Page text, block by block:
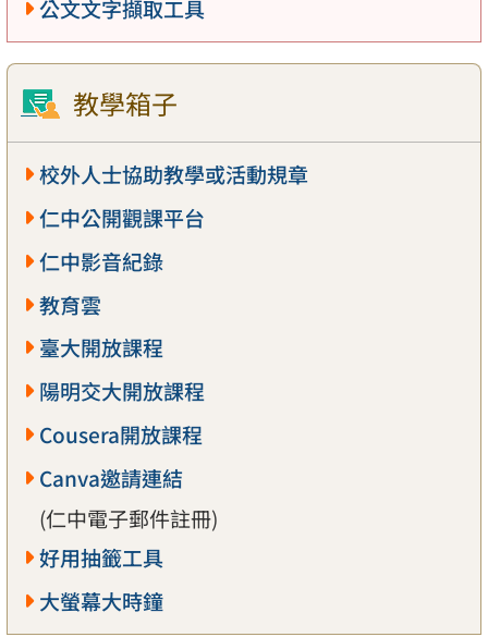
公文文字擷取工具
教學箱子
校外人士協助教學或活動規章
仁中公開觀課平台
仁中影音紀錄
教育雲
臺大開放課程
陽明交大開放課程
Cousera開放課程
Canva邀請連結
(仁中電子郵件註冊)
好用抽籤工具
大螢幕大時鐘